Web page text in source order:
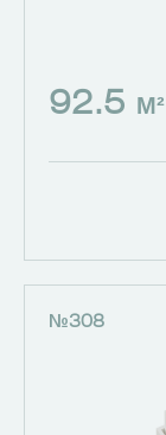
92.5 М²
№308